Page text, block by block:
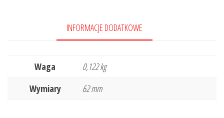
INFORMACJE DODATKOWE
Waga
0,122 kg
Wymiary
62 mm